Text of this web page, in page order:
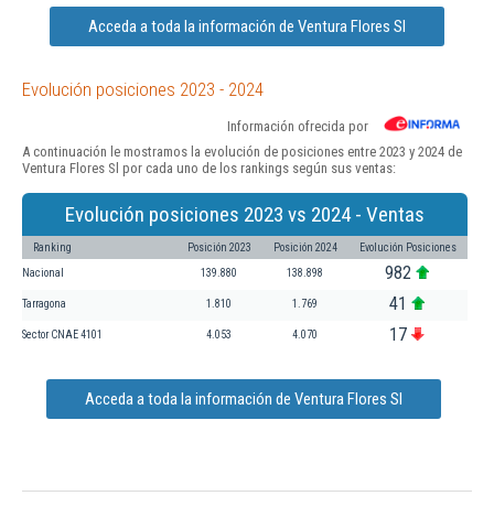
Acceda a toda la información de Ventura Flores Sl
Evolución posiciones 2023 - 2024
Información ofrecida por
A continuación le mostramos la evolución de posiciones entre 2023 y 2024 de
Ventura Flores Sl por cada uno de los rankings según sus ventas:
Evolución posiciones 2023 vs 2024 - Ventas
Ranking Posición 2023 Posición 2024 Evolución Posiciones
Nacional 139.880 138.898 982
Tarragona 1.810 1.769 41
Sector CNAE 4101 4.053 4.070 17
Acceda a toda la información de Ventura Flores Sl